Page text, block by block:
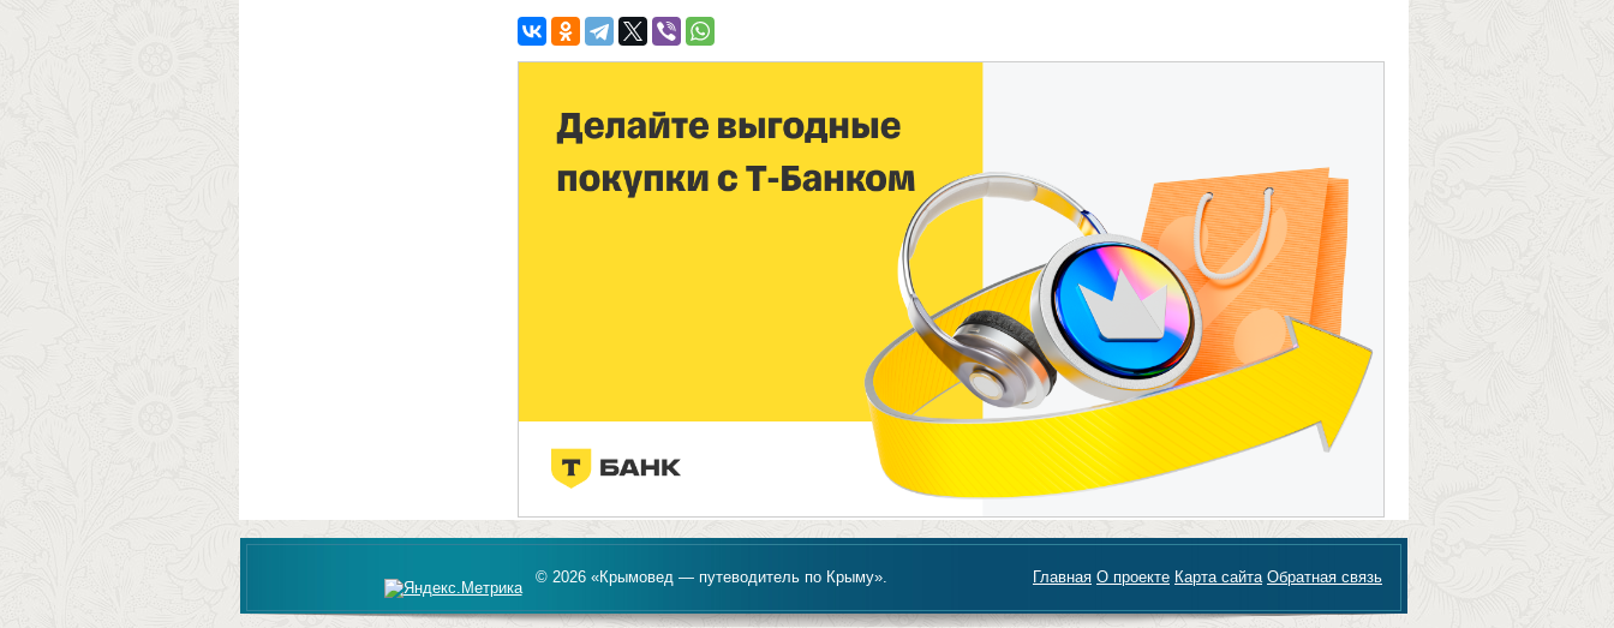
© 2026 «Крымовед — путеводитель по Крыму». Главная О проекте Карта сайта Обратная связь